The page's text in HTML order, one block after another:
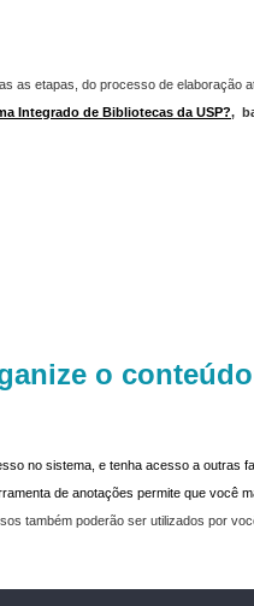
as etapas, do processo de elaboração
Integrado de Bibliotecas da USP?,
o conteúdo
no sistema, e tenha acesso a outras
de anotações permite que
também poderão ser utilizados por